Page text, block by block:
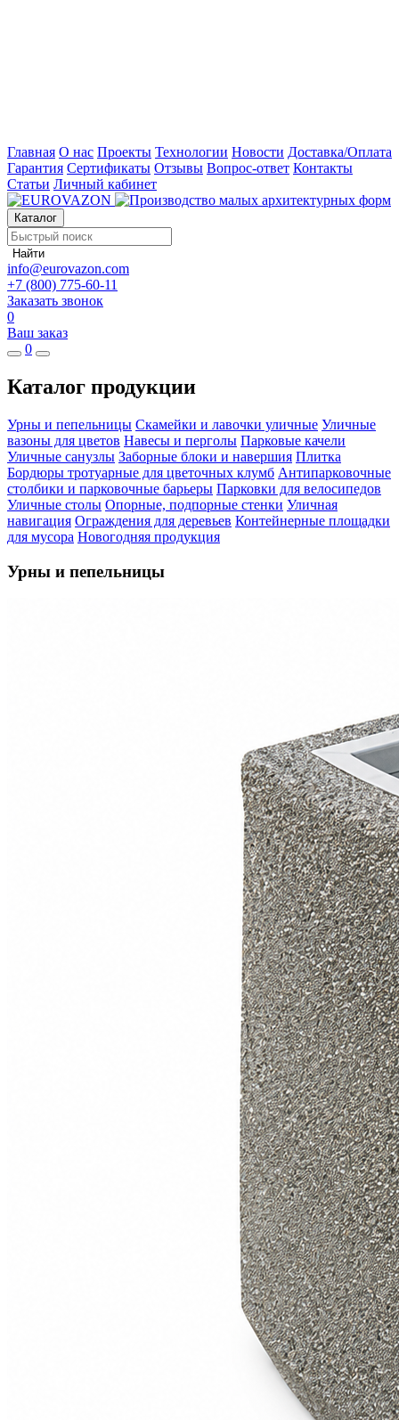
Главная О нас Проекты Технологии Новости Доставка/Оплата
Гарантия Сертификаты Отзывы Вопрос-ответ Контакты
Статьи Личный кабинет
Каталог
Найти
info@eurovazon.com
+7 (800) 775-60-11
Заказать звонок
0
Ваш заказ
0
Каталог продукции
Урны и пепельницы Скамейки и лавочки уличные Уличные
вазоны для цветов Навесы и перголы Парковые качели
Уличные санузлы Заборные блоки и навершия Плитка
Бордюры тротуарные для цветочных клумб Антипарковочные
столбики и парковочные барьеры Парковки для велосипедов
Уличные столы Опорные, подпорные стенки Уличная
навигация Ограждения для деревьев Контейнерные площадки
для мусора Новогодняя продукция
Урны и пепельницы